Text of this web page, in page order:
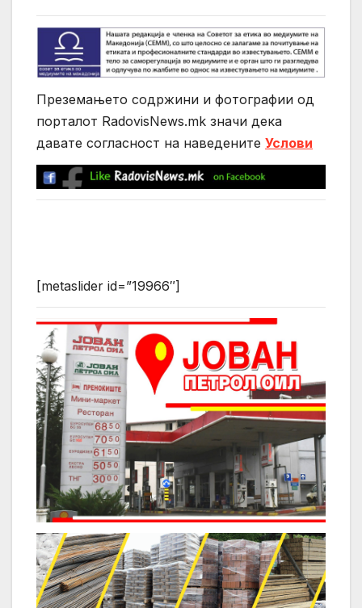
Преземањето содржини и фотографии од
порталот RadovisNews.mk значи дека
давате согласност на нaведените Услови
[metaslider id=”19966″]